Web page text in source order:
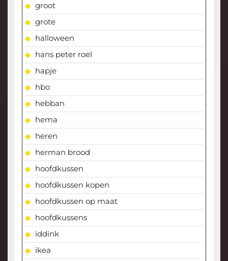
groot
grote
halloween
hans peter roel
hapje
hbo
hebban
hema
heren
herman brood
hoofdkussen
hoofdkussen kopen
hoofdkussen op maat
hoofdkussens
iddink
ikea